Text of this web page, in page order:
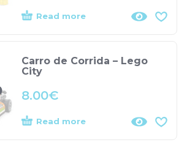
Read more
Carro de Corrida – Lego
City
8.00€
Read more